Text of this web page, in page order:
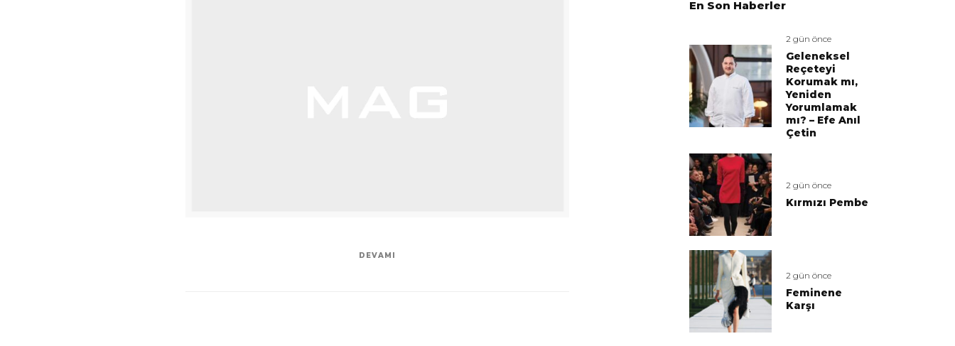
DEVAMI
En Son Haberler
2 gün önce
Geleneksel
Reçeteyi
Korumak mı,
Yeniden
Yorumlamak
mı? – Efe Anıl
Çetin
2 gün önce
Kırmızı Pembe
2 gün önce
Feminene
Karşı